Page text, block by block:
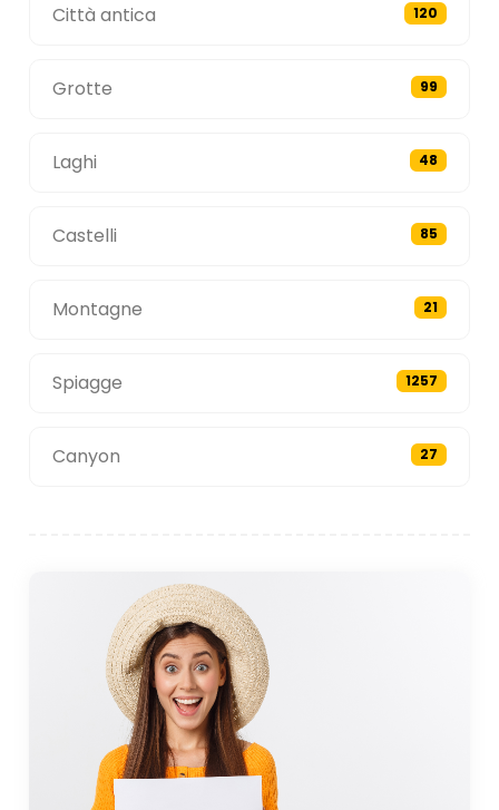
Città antica 120
Grotte 99
Laghi 48
Castelli 85
Montagne 21
Spiagge 1257
Canyon 27